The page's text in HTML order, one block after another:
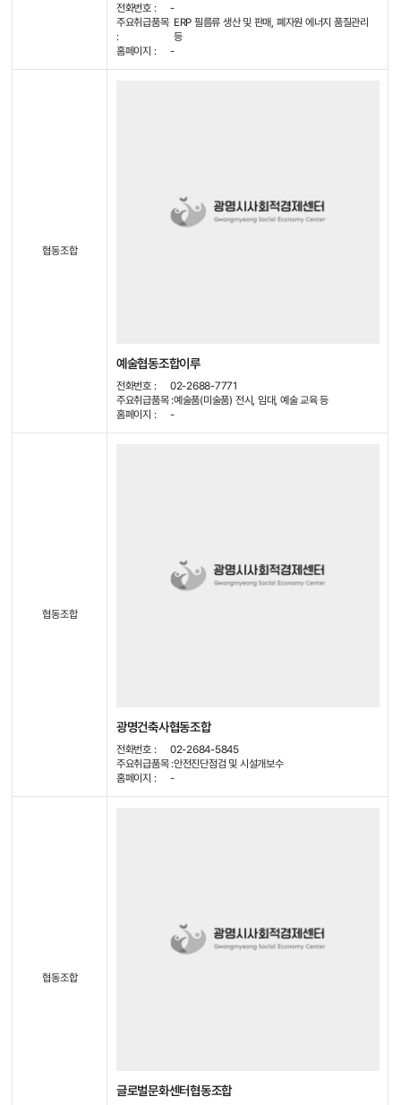
전화번호 :
-
주요취급품목
:
ERP 필름류 생산 및 판매, 폐자원 에너지 품질관리
등
홈페이지 :
-
협동조합
예술협동조합이루
전화번호 :
02-2688-7771
주요취급품목 :예술품(미술품) 전시, 임대, 예술 교육 등
홈페이지 :
-
협동조합
광명건축사협동조합
전화번호 :
02-2684-5845
주요취급품목 :안전진단점검 및 시설개보수
홈페이지 :
-
협동조합
글로벌문화센터협동조합